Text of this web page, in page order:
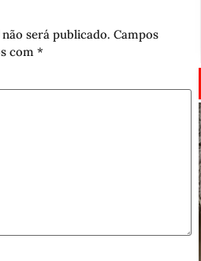
será publicado. Campos
com *